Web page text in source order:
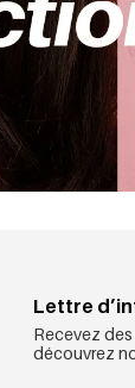
Lettre
Recevez
découvrez